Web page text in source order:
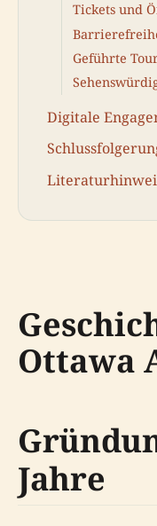
Tickets und
Geführte
Digitale
Ottawa
Jahre